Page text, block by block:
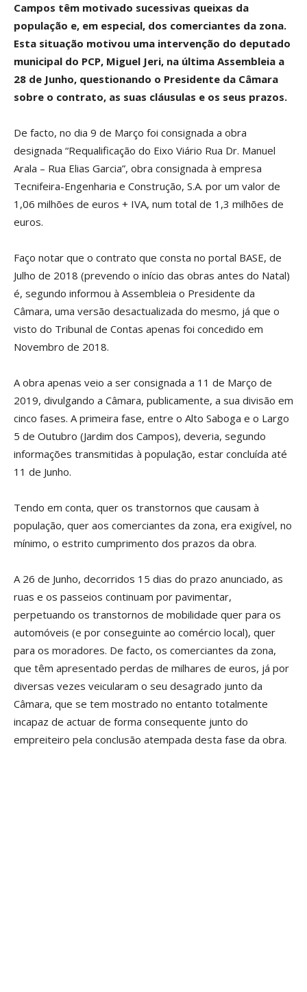
Campos têm motivado sucessivas queixas da
população e, em especial, dos comerciantes da zona.
Esta situação motivou uma intervenção do deputado
municipal do PCP, Miguel Jeri, na última Assembleia a
28 de Junho, questionando o Presidente da Câmara
sobre o contrato, as suas cláusulas e os seus prazos.
De facto, no dia 9 de Março foi consignada a obra
designada “Requalificação do Eixo Viário Rua Dr. Manuel
Arala – Rua Elias Garcia”, obra consignada à empresa
Tecnifeira-Engenharia e Construção, S.A. por um valor de
1,06 milhões de euros + IVA, num total de 1,3 milhões de
euros.
Faço notar que o contrato que consta no portal BASE, de
Julho de 2018 (prevendo o início das obras antes do Natal)
é, segundo informou à Assembleia o Presidente da
Câmara, uma versão desactualizada do mesmo, já que o
visto do Tribunal de Contas apenas foi concedido em
Novembro de 2018.
A obra apenas veio a ser consignada a 11 de Março de
2019, divulgando a Câmara, publicamente, a sua divisão em
cinco fases. A primeira fase, entre o Alto Saboga e o Largo
5 de Outubro (Jardim dos Campos), deveria, segundo
informações transmitidas à população, estar concluída até
11 de Junho.
Tendo em conta, quer os transtornos que causam à
população, quer aos comerciantes da zona, era exigível, no
mínimo, o estrito cumprimento dos prazos da obra.
A 26 de Junho, decorridos 15 dias do prazo anunciado, as
ruas e os passeios continuam por pavimentar,
perpetuando os transtornos de mobilidade quer para os
automóveis (e por conseguinte ao comércio local), quer
para os moradores. De facto, os comerciantes da zona,
que têm apresentado perdas de milhares de euros, já por
diversas vezes veicularam o seu desagrado junto da
Câmara, que se tem mostrado no entanto totalmente
incapaz de actuar de forma consequente junto do
empreiteiro pela conclusão atempada desta fase da obra.